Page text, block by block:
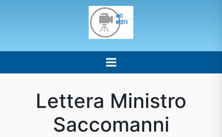
Lettera Ministro
Saccomanni